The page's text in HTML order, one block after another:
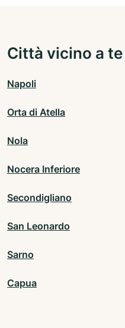
Città vicino a te
Napoli
Orta di Atella
Nola
Nocera Inferiore
Secondigliano
San Leonardo
Sarno
Capua